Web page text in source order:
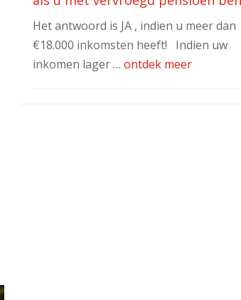
Het antwoord is JA , indien u meer dan
€18.000 inkomsten heeft! Indien uw
inkomen lager … ontdek meer